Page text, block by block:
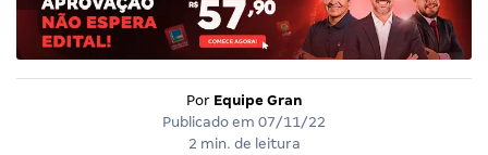
Por Equipe Gran
Publicado em 07/11/22
2 min. de leitura